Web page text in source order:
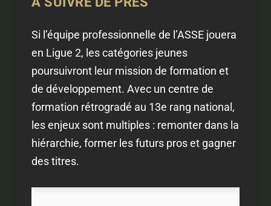
Si l’équipe professionnelle de l’ASSE jouera
en Ligue 2, les catégories jeunes
poursuivront leur mission de formation et
de développement. Avec un centre de
formation rétrogradé au 13e rang national,
les enjeux sont multiples : remonter dans la
hiérarchie, former les futurs pros et gagner
des titres.